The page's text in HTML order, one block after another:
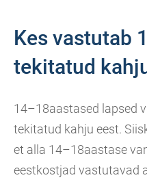
Kes vastutab
tekitatud
14–18aastased lapsed
tekitatud kahju eest.
et alla 14–18aastase
eestkostjad vastutavad